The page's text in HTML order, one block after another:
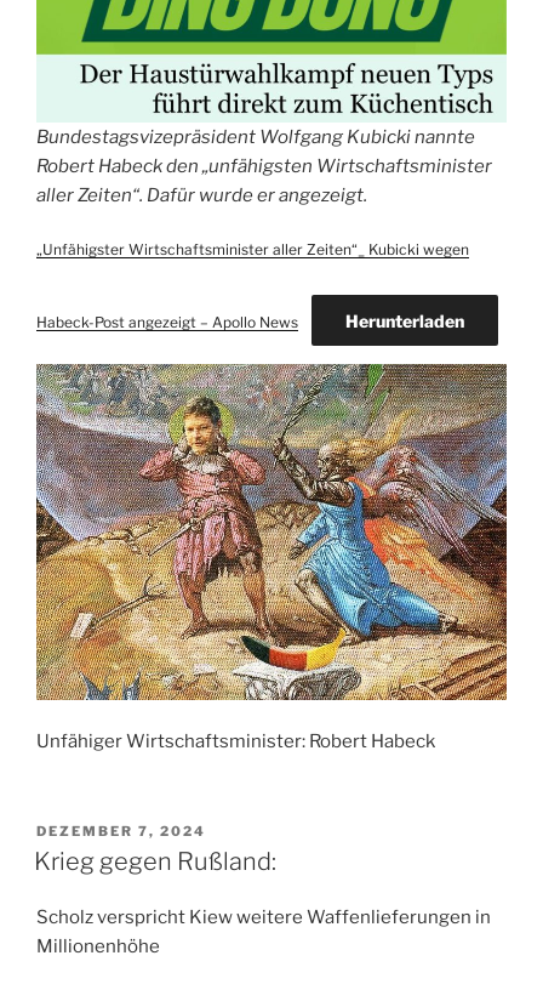
Bundestagsvizepräsident Wolfgang Kubicki nannte
Robert Habeck den „unfähigsten Wirtschaftsminister
aller Zeiten“. Dafür wurde er angezeigt.
„Unfähigster Wirtschaftsminister aller Zeiten“_ Kubicki wegen
Habeck-Post angezeigt – Apollo News Herunterladen
Unfähiger Wirtschaftsminister: Robert Habeck
VERÖFFENTLICHT
AM
DEZEMBER 7, 2024
Krieg gegen Rußland:
Scholz verspricht Kiew weitere Waffenlieferungen in
Millionenhöhe